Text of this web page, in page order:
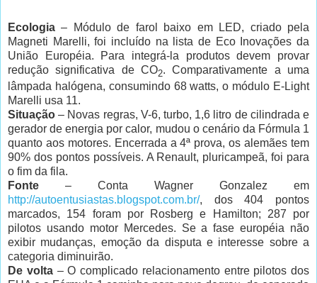
Ecologia – Módulo de farol baixo em LED, criado pela
Magneti Marelli, foi incluído na lista de Eco Inovações da
União Européia. Para integrá-la produtos devem provar
redução significativa de CO2. Comparativamente a uma
lâmpada halógena, consumindo 68 watts, o módulo E-Light
Marelli usa 11.
Situação – Novas regras, V-6, turbo, 1,6 litro de cilindrada e
gerador de energia por calor, mudou o cenário da Fórmula 1
quanto aos motores. Encerrada a 4ª prova, os alemães tem
90% dos pontos possíveis. A Renault, pluricampeã, foi para
o fim da fila.
Fonte – Conta Wagner Gonzalez em
http://autoentusiastas.blogspot.com.br/, dos 404 pontos
marcados, 154 foram por Rosberg e Hamilton; 287 por
pilotos usando motor Mercedes. Se a fase européia não
exibir mudanças, emoção da disputa e interesse sobre a
categoria diminuirão.
De volta– O complicado relacionamento entre pilotos dos